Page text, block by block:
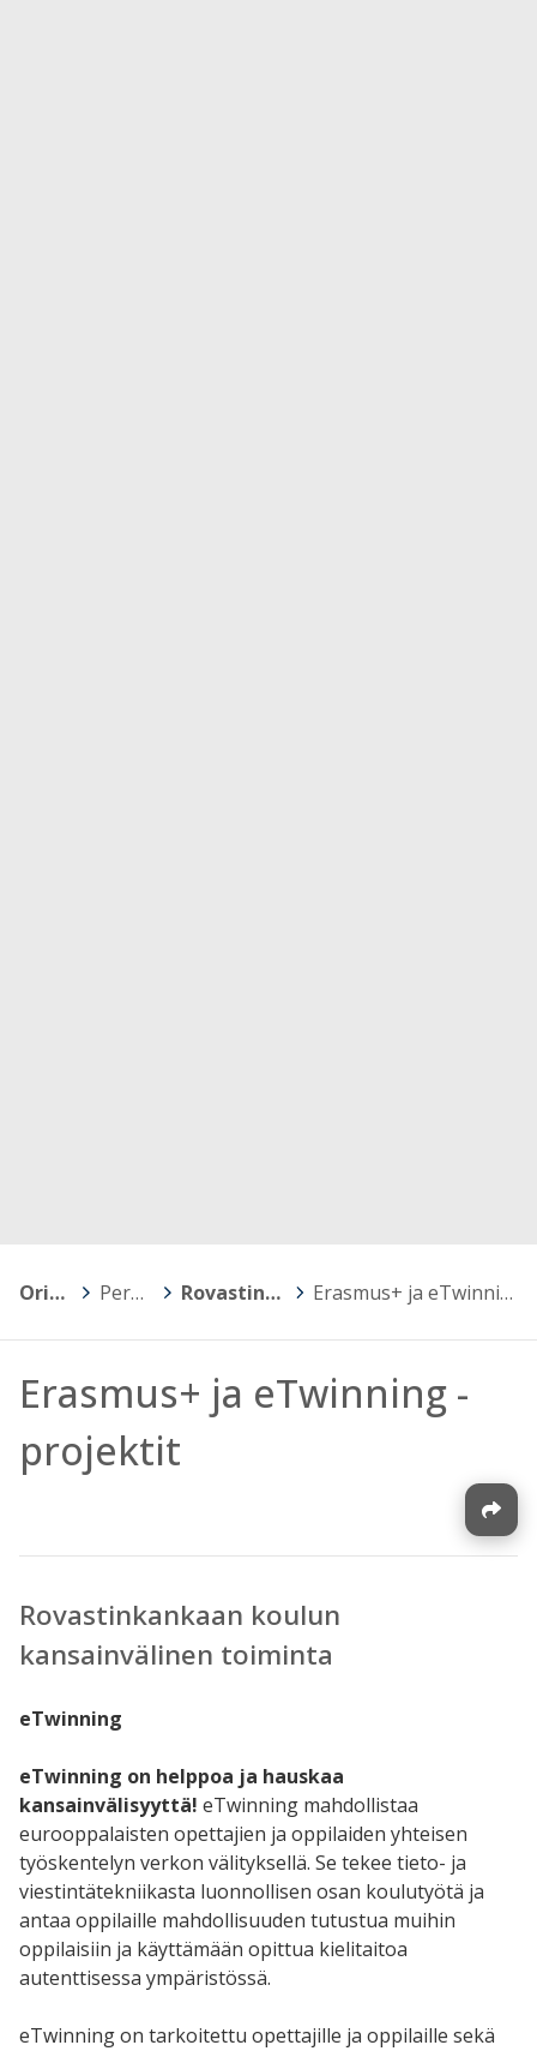
Orivesi Perusopetus Rovastinkankaan koulu > Erasmus+ ja eTwinning -projektit
Erasmus+ ja eTwinning -
projektit
Rovastinkankaan koulun
kansainvälinen toiminta
eTwinning
eTwinning on helppoa ja hauskaa
kansainvälisyyttä! eTwinning mahdollistaa
eurooppalaisten opettajien ja oppilaiden yhteisen
työskentelyn verkon välityksellä. Se tekee tieto- ja
viestintätekniikasta luonnollisen osan koulutyötä ja
antaa oppilaille mahdollisuuden tutustua muihin
oppilaisiin ja käyttämään opittua kielitaitoa
autenttisessa ympäristössä.
eTwinning on tarkoitettu opettajille ja oppilaille sekä